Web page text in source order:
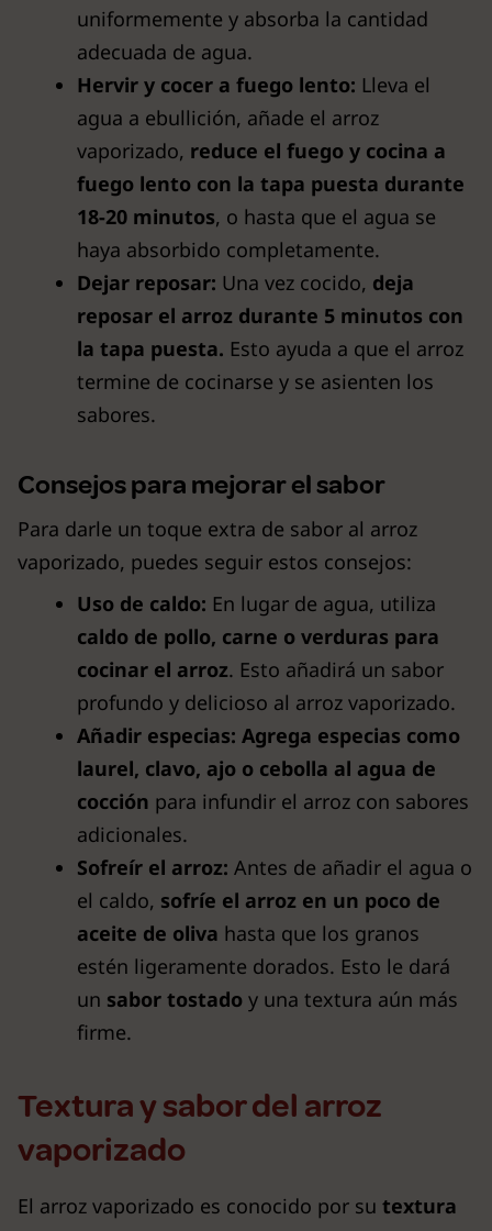
uniformemente y absorba la cantidad
adecuada de agua.
Hervir y cocer a fuego lento: Lleva el
agua a ebullición, añade el arroz
vaporizado, reduce el fuego y cocina a
fuego lento con la tapa puesta durante
18-20 minutos, o hasta que el agua se
haya absorbido completamente.
Dejar reposar: Una vez cocido, deja
reposar el arroz durante 5 minutos con
la tapa puesta. Esto ayuda a que el arroz
termine de cocinarse y se asienten los
sabores.
Consejos para mejorar el sabor
Para darle un toque extra de sabor al arroz
vaporizado, puedes seguir estos consejos:
Uso de caldo: En lugar de agua, utiliza
caldo de pollo, carne o verduras para
cocinar el arroz. Esto añadirá un sabor
profundo y delicioso al arroz vaporizado.
Añadir especias: Agrega especias como
laurel, clavo, ajo o cebolla al agua de
cocción para infundir el arroz con sabores
adicionales.
Sofreír el arroz: Antes de añadir el agua o
el caldo, sofríe el arroz en un poco de
aceite de oliva hasta que los granos
estén ligeramente dorados. Esto le dará
un sabor tostado y una textura aún más
firme.
Textura y sabor del arroz
vaporizado
El arroz vaporizado es conocido por su textura